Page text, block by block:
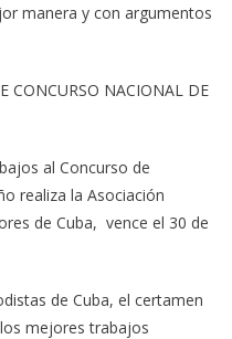
manera y con argumentos
CONCURSO NACIONAL DE
al Concurso de
realiza la Asociación
de Cuba, vence el 30 de
de Cuba, el certamen
mejores trabajos